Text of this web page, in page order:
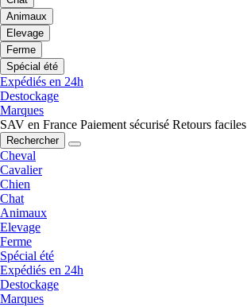
Animaux
Elevage
Ferme
Spécial été
Expédiés en 24h
Destockage
Marques
SAV en France Paiement sécurisé Retours faciles
Rechercher
Cheval
Cavalier
Chien
Chat
Animaux
Elevage
Ferme
Spécial été
Expédiés en 24h
Destockage
Marques